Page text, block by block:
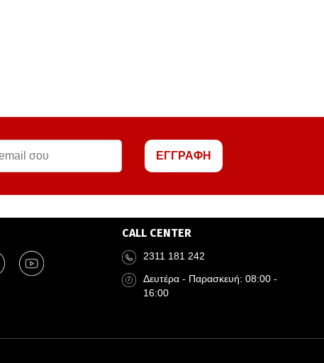
ΕΓΓΡΑΦΗ
CALL CENTER
2311 181 242
Δευτέρα - Παρασκευή: 08:00 -
16:00